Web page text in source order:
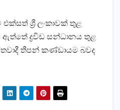
ශ්‍රී ලංකාවක්‌ තුළ
ද්‍රවිඩ සන්ධානය තුළ
තීපන් කණ්‌ඩායම බවද